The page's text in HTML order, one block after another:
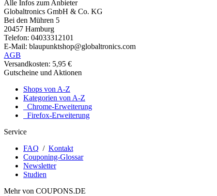
Alle Infos zum Anbieter
Globaltronics GmbH & Co. KG
Bei den Mühren 5
20457 Hamburg
Telefon: 04033312101
E-Mail: blaupunktshop@globaltronics.com
AGB
Versandkosten: 5,95 €
Gutscheine und Aktionen
Shops von A-Z
Kategorien von A-Z
Chrome-Erweiterung
Firefox-Erweiterung
Service
FAQ / Kontakt
Couponing-Glossar
Newsletter
Studien
Mehr von COUPONS.DE